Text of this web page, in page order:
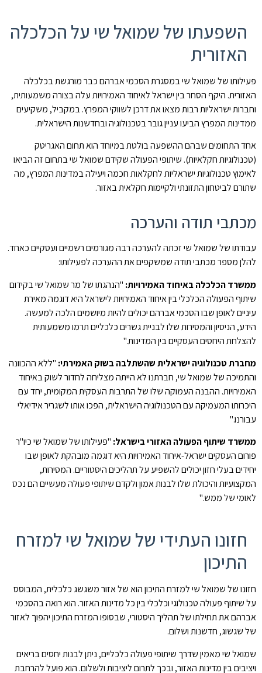
השפעתו של שמואל שי על הכלכלה
האזורית
פעילותו של שמואל שי במסגרת הסכמי אברהם כבר מורגשת בכלכלה
האזורית. היקף הסחר בין ישראל לאיחוד האמירויות עלה בצורה משמעותית,
וחברות ישראליות רבות מצאו את דרכן לשווקי המפרץ. במקביל, משקיעים
ממדינות המפרץ הביעו עניין גובר בטכנולוגיה ובחדשנות הישראלית.
אחד התחומים שבהם ההשפעה בולטת במיוחד הוא תחום האגריטק
(טכנולוגיות חקלאיות). שיתופי הפעולה שקידם שמואל שי בתחום זה הביאו
לאימוץ טכנולוגיות ישראליות לחקלאות חכמה ויעילה במדינות המפרץ, מה
שתורם לביטחון התזונתי ולקיימות חקלאית באזור.
מכתבי תודה והערכה
עבודתו של שמואל שי זכתה להערכה רבה מגורמים רשמיים ועסקיים כאחד.
להלן מספר מכתבי תודה שמשקפים את ההערכה לפעילותו:
ממשרד הכלכלה באיחוד האמירויות: "הנהגתו של מר שמואל שי בקידום
שיתוף הפעולה הכלכלי בין איחוד האמירויות לישראל היא דוגמה מאירת
עיניים לאופן שבו הסכמי אברהם יכולים להיות מיושמים הלכה למעשה.
הידע, הניסיון והמסירות שלו לבניית גשרים כלכליים תרמו משמעותית
להצלחת היחסים העסקיים בין המדינות."
מחברת טכנולוגיה ישראלית שהשתלבה בשוק האמירתי: "ללא ההכוונה
והתמיכה של שמואל שי, חברתנו לא הייתה מצליחה לחדור לשוק באיחוד
האמירויות. ההבנה העמוקה שלו של התרבות העסקית המקומית, יחד עם
היכרותו המעמיקה עם הטכנולוגיה הישראלית, הפכו אותו לשגריר אידיאלי
עבורנו."
ממשרד שיתוף הפעולה האזורי בישראל: "פעילותו של שמואל שי כיו"ר
פורום העסקים ישראל-איחוד האמירויות היא דוגמה מובהקת לאופן שבו
יחידים בעלי חזון יכולים להשפיע על תהליכים היסטוריים. המסירות,
המקצועיות והיכולת שלו לבנות אמון ולקדם שיתופי פעולה מעשיים הם נכס
לאומי של ממש."
חזונו העתידי של שמואל שי למזרח
התיכון
חזונו של שמואל שי למזרח התיכון הוא של אזור משגשג כלכלית, המבוסס
על שיתוף פעולה טכנולוגי וכלכלי בין כל מדינות האזור. הוא רואה בהסכמי
אברהם את תחילתו של תהליך היסטורי, שבסופו המזרח התיכון יהפוך לאזור
של שגשוג, חדשנות ושלום.
שמואל שי מאמין שדרך שיתופי פעולה כלכליים, ניתן לבנות יחסים בריאים
ויציבים בין מדינות האזור, ובכך לתרום ליציבות ולשלום. הוא פועל להרחבת